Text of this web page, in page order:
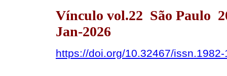
Vínculo vol.22 São Paulo
Jan-2026
https://doi.org/10.32467/